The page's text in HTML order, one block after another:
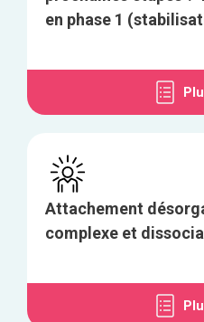
en phase 1
Attachement
complexe et